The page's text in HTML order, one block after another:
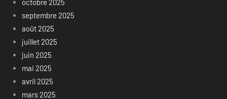
octobre 2025
septembre 2025
août 2025
juillet 2025
juin 2025
mai 2025
avril 2025
mars 2025